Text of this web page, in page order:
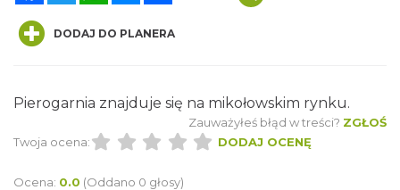
DODAJ DO PLANERA
Pierogarnia znajduje się na mikołowskim rynku.
Zauważyłeś błąd w treści? ZGŁOŚ
Twoja ocena:
DODAJ OCENĘ
Ocena: 0.0 (Oddano 0 głosy)